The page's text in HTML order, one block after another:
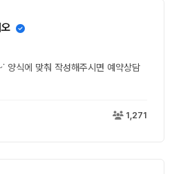
양식에 맞춰 작성해주시면 예약상담
1,271